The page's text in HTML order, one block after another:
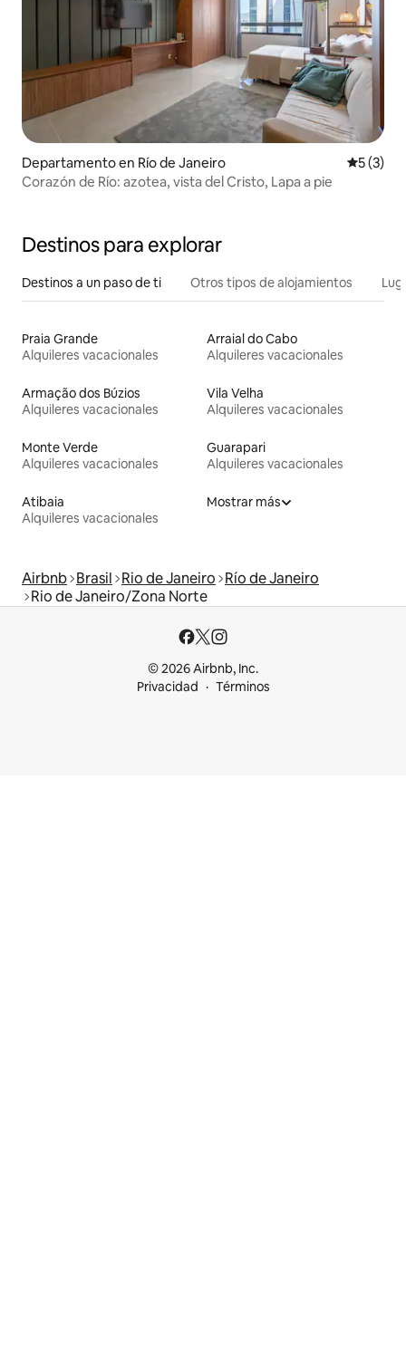
Departamento en Río de Janeiro
5 (3)
Corazón de Río: azotea, vista del Cristo, Lapa a pie
Destinos para explorar
Destinos a un paso de ti Otros tipos de alojamientos
Praia Grande
Alquileres vacacionales
Arraial do Cabo
Alquileres vacacionales
Armação dos Búzios
Alquileres vacacionales
Vila Velha
Alquileres vacacionales
Monte Verde
Alquileres vacacionales
Guarapari
Alquileres vacacionales
Atibaia
Alquileres vacacionales
Mostrar más
Airbnb Brasil Rio de Janeiro Río de Janeiro
Rio de Janeiro/Zona Norte
© 2026 Airbnb, Inc.
Privacidad
Términos